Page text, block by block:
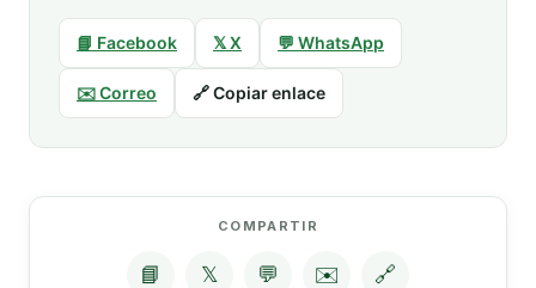
📘 Facebook 𝕏 X 💬 WhatsApp
✉️ Correo 🔗 Copiar enlace
COMPARTIR
📘 𝕏 💬 ✉️ 🔗